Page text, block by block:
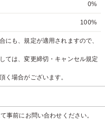
0%
100%
も、規定が適用されますので、
ては、変更締切・キャンセル規定
場合がございます。
事前にお問い合わせください。